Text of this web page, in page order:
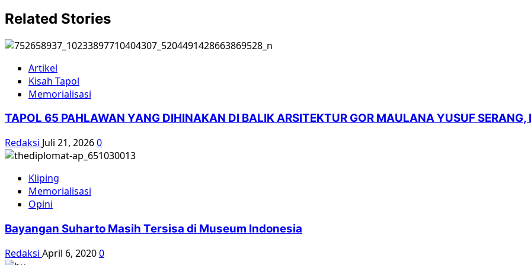
Related Stories
Artikel
Kisah Tapol
Memorialisasi
TAPOL 65 PAHLAWAN YANG DIHINAKAN DI BALIK ARSITEKTUR GOR MAULANA YUSUF SERANG,
Redaksi Juli 21, 20260
Kliping
Memorialisasi
Opini
Bayangan Suharto Masih Tersisa di Museum Indonesia
Redaksi April 6, 20200